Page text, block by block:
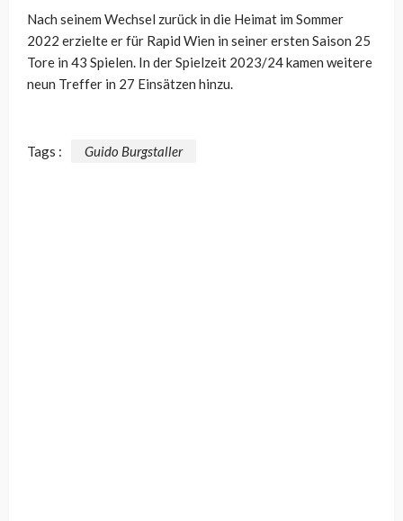
Nach seinem Wechsel zurück in die Heimat im Sommer
2022 erzielte er für Rapid Wien in seiner ersten Saison 25
Tore in 43 Spielen. In der Spielzeit 2023/24 kamen weitere
neun Treffer in 27 Einsätzen hinzu.
Tags : Guido Burgstaller